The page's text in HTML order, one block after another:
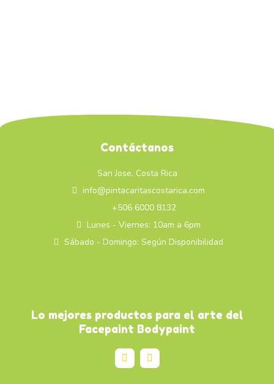
Contáctanos
San Jose, Costa Rica
info@pintacaritascostarica.com
+506 6000 8132
Lunes - Viernes: 10am a 6pm
Sábado - Domingo: Según Disponibilidad
Lo mejores productos para el arte del
Facepaint Bodypaint